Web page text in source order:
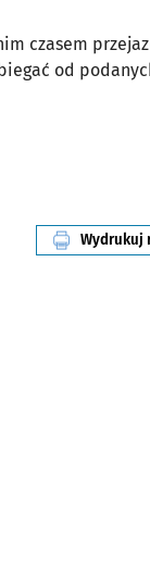
czasem
od
Wydrukuj